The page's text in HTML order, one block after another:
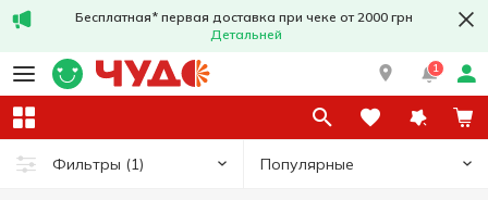
Бесплатная* первая доставка при чеке от 2000 грн
Детальней
1
Фильтры (1) Популярные